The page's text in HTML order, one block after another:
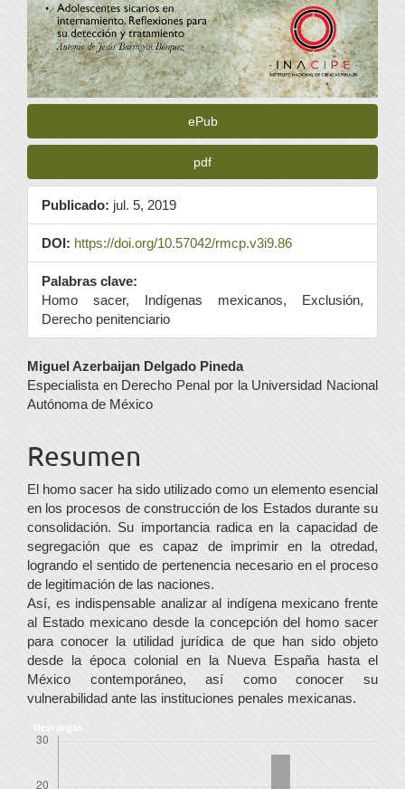
ePub
pdf
Publicado: jul. 5, 2019
DOI: https://doi.org/10.57042/rmcp.v3i9.86
Palabras clave:
Homo sacer, Indígenas mexicanos, Exclusión,
Derecho penitenciario
Contenido
principal
artículo
Miguel Azerbaijan Delgado Pineda
Especialista en Derecho Penal por la Universidad Nacional
Autónoma de México
Resumen
El homo sacer ha sido utilizado como un elemento esencial
en los procesos de construcción de los Estados durante su
consolidación. Su importancia radica en la capacidad de
segregación que es capaz de imprimir en la otredad,
logrando el sentido de pertenencia necesario en el proceso
de legitimación de las naciones.
Así, es indispensable analizar al indígena mexicano frente
al Estado mexicano desde la concepción del homo sacer
para conocer la utilidad jurídica de que han sido objeto
desde la época colonial en la Nueva España hasta el
México contemporáneo, así como conocer su
vulnerabilidad ante las instituciones penales mexicanas.
Descargas